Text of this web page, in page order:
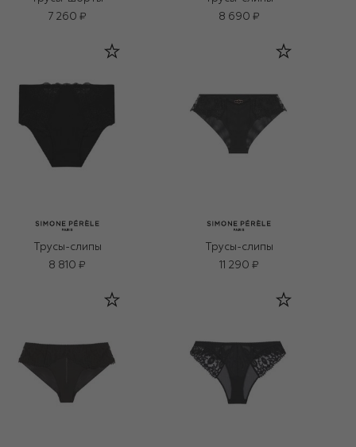
7 260 ₽
8 690 ₽
Трусы-слипы
8 810 ₽
Трусы-слипы
11 290 ₽